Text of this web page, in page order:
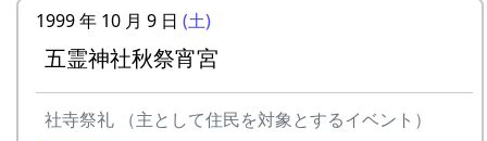
「この村に、喰われる」、「この村を、喰ってや
る」って、いやいやいや、岩座神はそんな村じゃ
ありませんよ。
6
ふるさと加美の⾥へ
7
棚⽥の⾵
アンジェラ
1999 年 10 月 9 日 (土)
五霊神社秋祭宵宮
社寺祭礼 （主として住民を対象とするイベント）